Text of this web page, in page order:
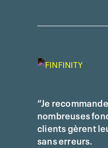
“Je
nombreuses
clients gèrent
sans erreurs.